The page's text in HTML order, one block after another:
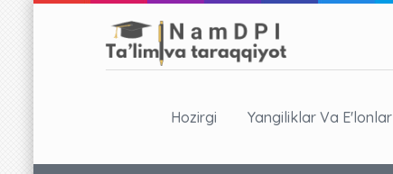
Hozirgi Yangiliklar Va E'lonlar